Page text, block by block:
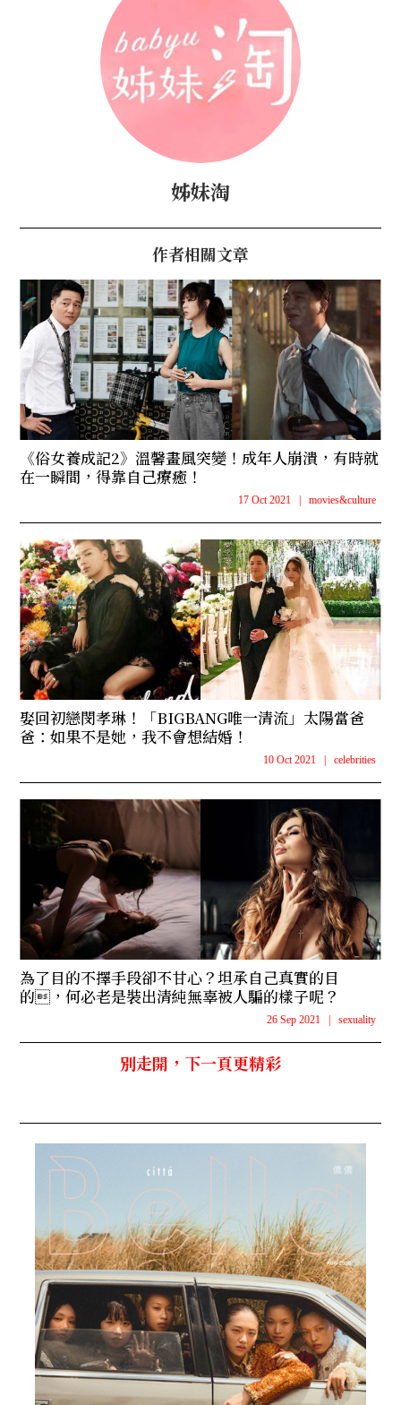
姊妹淘
作者相關文章
《俗女養成記2》溫馨畫風突變！成年人崩潰，有時就
在一瞬間，得靠自己療癒！
17 Oct 2021 movies&culture
娶回初戀閔孝琳！「BIGBANG唯一清流」太陽當爸
爸：如果不是她，我不會想結婚！
10 Oct 2021 celebrities
為了目的不擇手段卻不甘心？坦承自己真實的目
的，何必老是裝出清純無辜被人騙的樣子呢？
26 Sep 2021 sexuality
別走開，下一頁更精彩